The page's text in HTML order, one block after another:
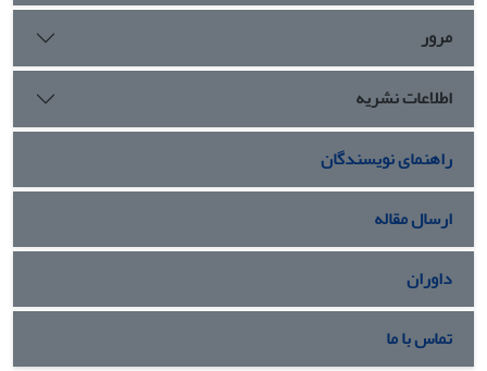
مرور
اطلاعات نشریه
راهنمای نویسندگان
ارسال مقاله
داوران
تماس با ما